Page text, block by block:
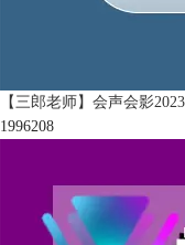
【三郎老师】会声会影
1996208